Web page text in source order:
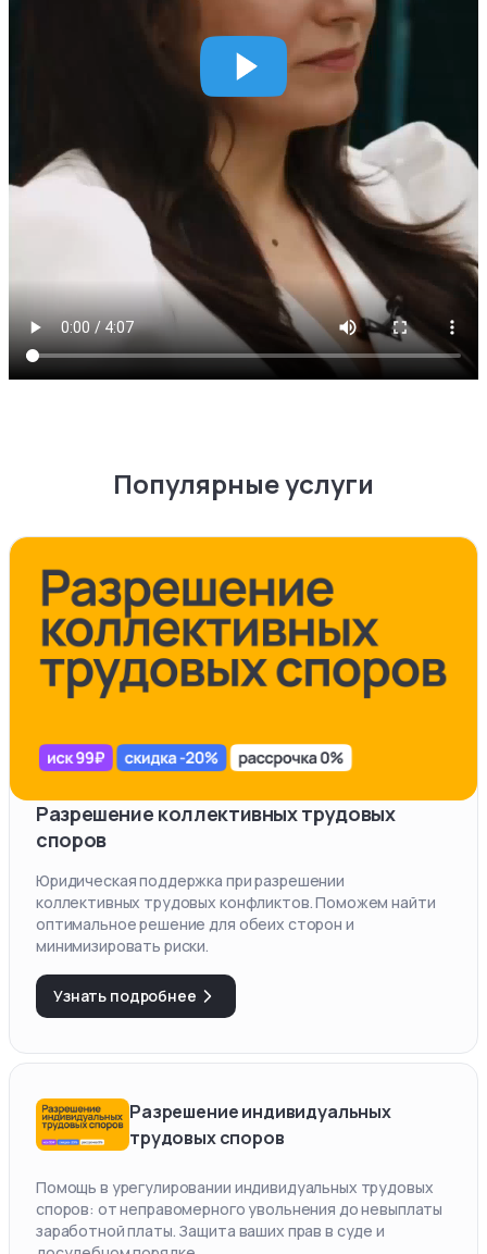
Популярные услуги
Разрешение коллективных трудовых
споров
Юридическая поддержка при разрешении
коллективных трудовых конфликтов. Поможем найти
оптимальное решение для обеих сторон и
минимизировать риски.
Узнать подробнее
Разрешение индивидуальных
трудовых споров
Помощь в урегулировании индивидуальных трудовых
споров: от неправомерного увольнения до невыплаты
заработной платы. Защита ваших прав в суде и